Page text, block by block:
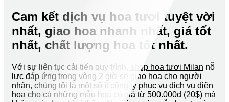
Cam kết dịch vụ hoa tươi tuyệt vời
nhất, giao hoa nhanh nhất, giá tốt
nhất, chất lượng hoa tốt nhất.
Với sự liên tục cải tiến quy trình, shop hoa tươi Milan nỗ
lực đáp ứng trong vòng 2 giờ sẽ giao hoa cho người
nhận, chúng tôi là một số ít công ty phục vụ dịch vụ điện
hoa cho cả những mẫu hoa có giá từ 500.000đ (20$) mà